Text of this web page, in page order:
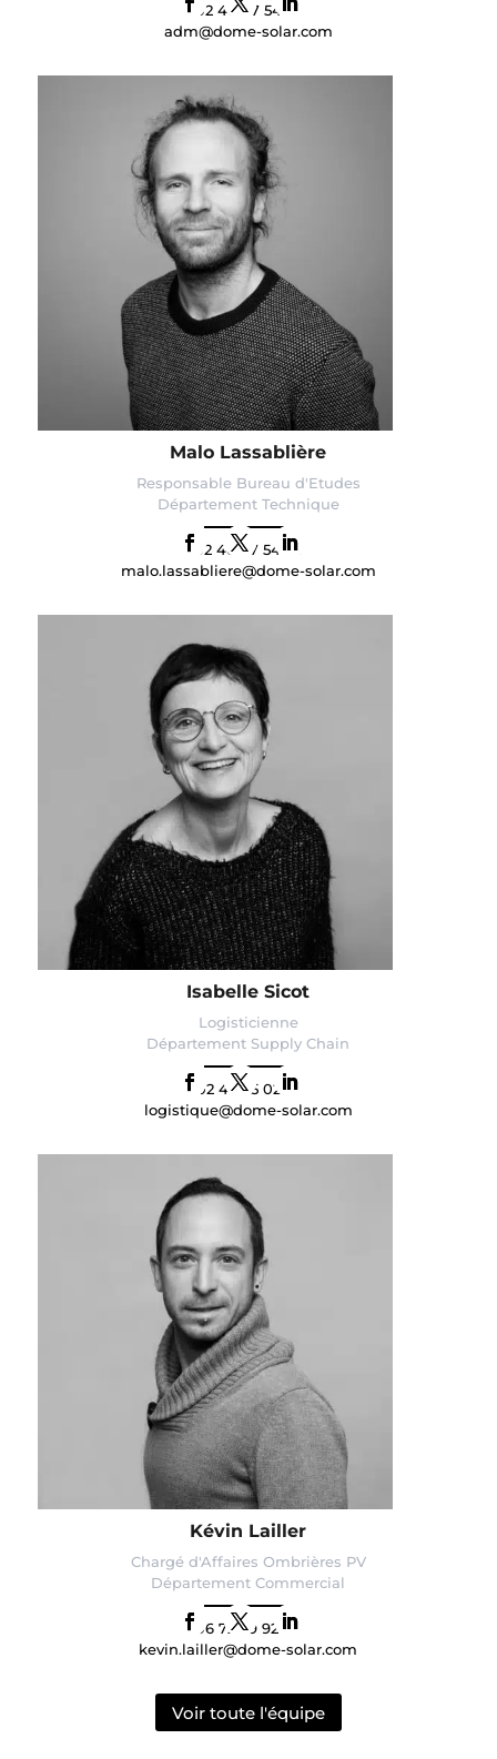
02 40 67 54 61
adm@dome-solar.com
Malo Lassablière
Responsable Bureau d'Etudes
Département Technique
02 40 67 54 65
malo.lassabliere@dome-solar.com
Isabelle Sicot
Logisticienne
Département Supply Chain
02 46 85 02 18
logistique@dome-solar.com
Kévin Lailler
Chargé d'Affaires Ombrières PV
Département Commercial
06 72 79 92 69
kevin.lailler@dome-solar.com
Voir toute l'équipe